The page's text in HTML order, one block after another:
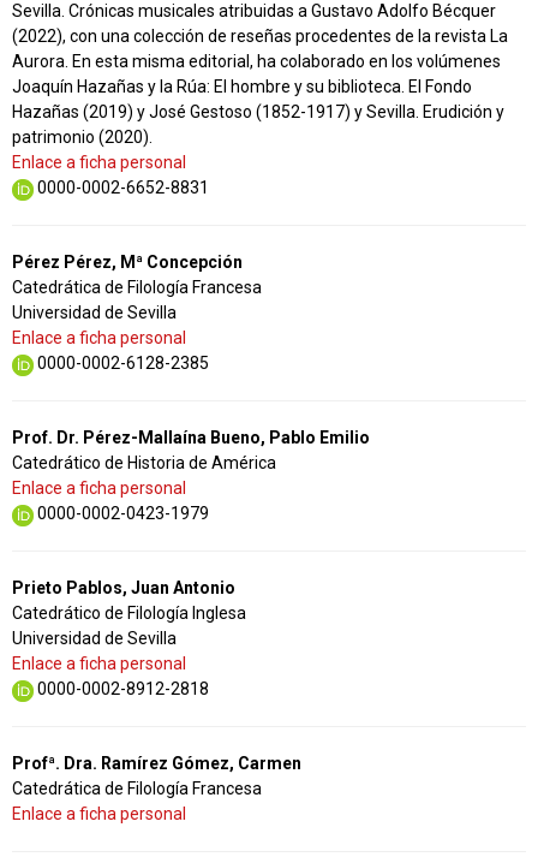
Sevilla. Crónicas musicales atribuidas a Gustavo Adolfo Bécquer
(2022), con una colección de reseñas procedentes de la revista La
Aurora. En esta misma editorial, ha colaborado en los volúmenes
Joaquín Hazañas y la Rúa: El hombre y su biblioteca. El Fondo
Hazañas (2019) y José Gestoso (1852-1917) y Sevilla. Erudición y
patrimonio (2020).
Enlace a ficha personal
0000-0002-6652-8831
Pérez Pérez, Mª Concepción
Catedrática de Filología Francesa
Universidad de Sevilla
Enlace a ficha personal
0000-0002-6128-2385
Prof. Dr. Pérez-Mallaína Bueno, Pablo Emilio
Catedrático de Historia de América
Enlace a ficha personal
0000-0002-0423-1979
Prieto Pablos, Juan Antonio
Catedrático de Filología Inglesa
Universidad de Sevilla
Enlace a ficha personal
0000-0002-8912-2818
Profª. Dra. Ramírez Gómez, Carmen
Catedrática de Filología Francesa
Enlace a ficha personal